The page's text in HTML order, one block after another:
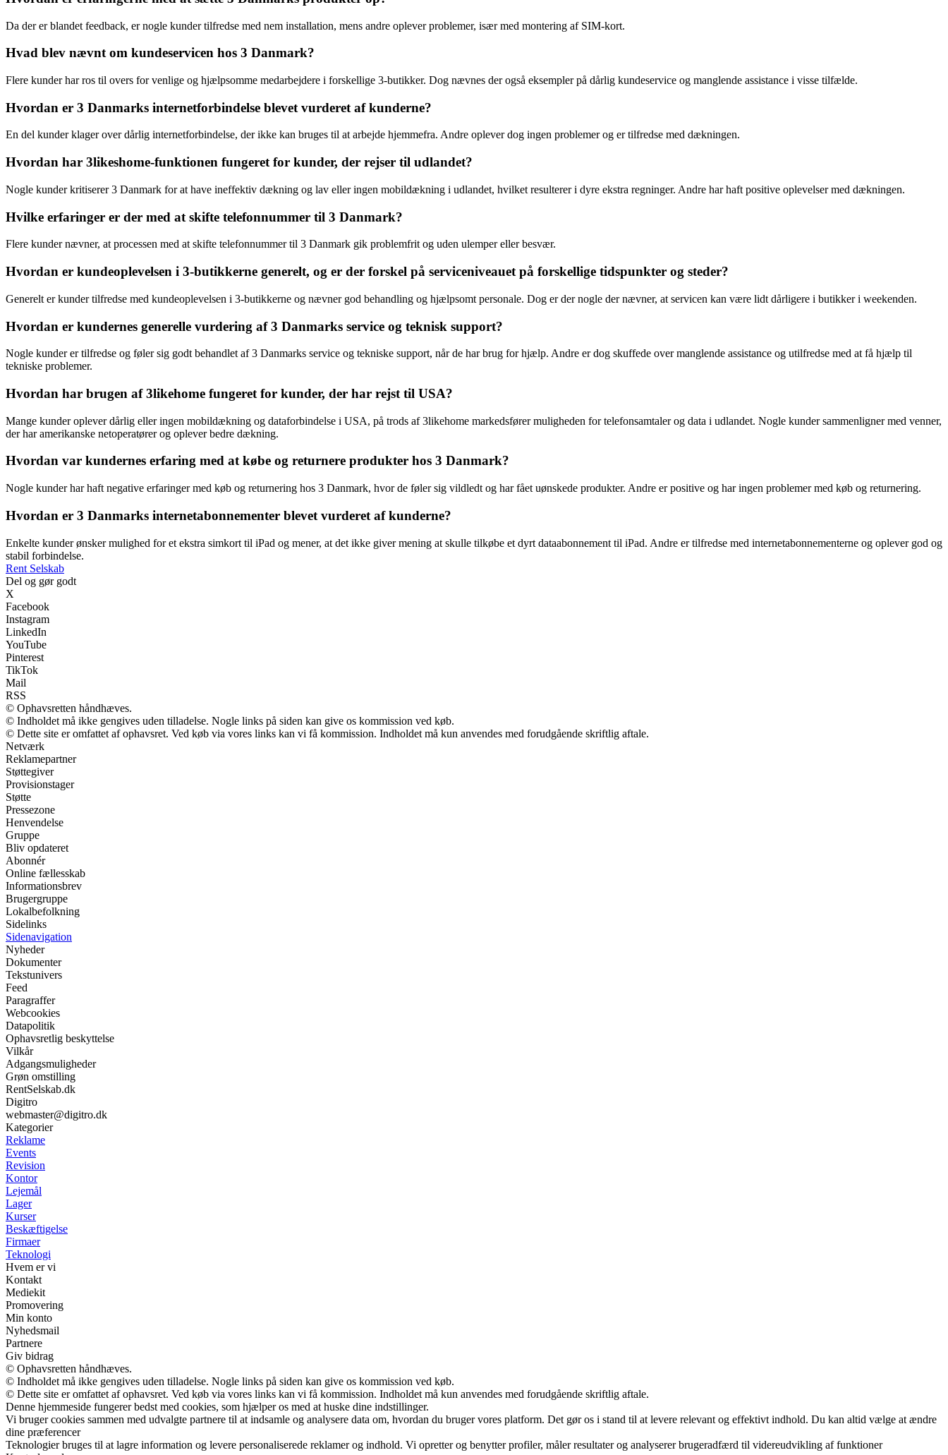
Da der er blandet feedback, er nogle kunder tilfredse med nem installation, mens andre oplever problemer, især med montering af SIM-kort.
Hvad blev nævnt om kundeservicen hos 3 Danmark?
Flere kunder har ros til overs for venlige og hjælpsomme medarbejdere i forskellige 3-butikker. Dog nævnes der også eksempler på dårlig kundeservice og manglende assistance i visse tilfælde.
Hvordan er 3 Danmarks internetforbindelse blevet vurderet af kunderne?
En del kunder klager over dårlig internetforbindelse, der ikke kan bruges til at arbejde hjemmefra. Andre oplever dog ingen problemer og er tilfredse med dækningen.
Hvordan har 3likeshome-funktionen fungeret for kunder, der rejser til udlandet?
Nogle kunder kritiserer 3 Danmark for at have ineffektiv dækning og lav eller ingen mobildækning i udlandet, hvilket resulterer i dyre ekstra regninger. Andre har haft positive oplevelser med dækningen.
Hvilke erfaringer er der med at skifte telefonnummer til 3 Danmark?
Flere kunder nævner, at processen med at skifte telefonnummer til 3 Danmark gik problemfrit og uden ulemper eller besvær.
Hvordan er kundeoplevelsen i 3-butikkerne generelt, og er der forskel på serviceniveauet på forskellige tidspunkter og steder?
Generelt er kunder tilfredse med kundeoplevelsen i 3-butikkerne og nævner god behandling og hjælpsomt personale. Dog er der nogle der nævner, at servicen kan være lidt dårligere i butikker i weekenden.
Hvordan er kundernes generelle vurdering af 3 Danmarks service og teknisk support?
Nogle kunder er tilfredse og føler sig godt behandlet af 3 Danmarks service og tekniske support, når de har brug for hjælp. Andre er dog skuffede over manglende assistance og utilfredse med at få hjælp til
tekniske problemer.
Hvordan har brugen af 3likehome fungeret for kunder, der har rejst til USA?
Mange kunder oplever dårlig eller ingen mobildækning og dataforbindelse i USA, på trods af 3likehome markedsfører muligheden for telefonsamtaler og data i udlandet. Nogle kunder sammenligner med venner,
der har amerikanske netoperatører og oplever bedre dækning.
Hvordan var kundernes erfaring med at købe og returnere produkter hos 3 Danmark?
Nogle kunder har haft negative erfaringer med køb og returnering hos 3 Danmark, hvor de føler sig vildledt og har fået uønskede produkter. Andre er positive og har ingen problemer med køb og returnering.
Hvordan er 3 Danmarks internetabonnementer blevet vurderet af kunderne?
Enkelte kunder ønsker mulighed for et ekstra simkort til iPad og mener, at det ikke giver mening at skulle tilkøbe et dyrt dataabonnement til iPad. Andre er tilfredse med internetabonnementerne og oplever god og
stabil forbindelse.
Rent Selskab
Del og gør godt
X
Facebook
Instagram
LinkedIn
YouTube
Pinterest
TikTok
Mail
RSS
© Ophavsretten håndhæves.
© Indholdet må ikke gengives uden tilladelse. Nogle links på siden kan give os kommission ved køb.
© Dette site er omfattet af ophavsret. Ved køb via vores links kan vi få kommission. Indholdet må kun anvendes med forudgående skriftlig aftale.
Netværk
Reklamepartner
Støttegiver
Provisionstager
Støtte
Pressezone
Henvendelse
Gruppe
Bliv opdateret
Abonnér
Online fællesskab
Informationsbrev
Brugergruppe
Lokalbefolkning
Sidelinks
Sidenavigation
Nyheder
Dokumenter
Tekstunivers
Feed
Paragraffer
Webcookies
Datapolitik
Ophavsretlig beskyttelse
Vilkår
Adgangsmuligheder
Grøn omstilling
RentSelskab.dk
Digitro
webmaster@digitro.dk
Kategorier
Reklame
Events
Revision
Kontor
Lejemål
Lager
Kurser
Beskæftigelse
Firmaer
Teknologi
Hvem er vi
Kontakt
Mediekit
Promovering
Min konto
Nyhedsmail
Partnere
Giv bidrag
© Ophavsretten håndhæves.
© Indholdet må ikke gengives uden tilladelse. Nogle links på siden kan give os kommission ved køb.
© Dette site er omfattet af ophavsret. Ved køb via vores links kan vi få kommission. Indholdet må kun anvendes med forudgående skriftlig aftale.
Denne hjemmeside fungerer bedst med cookies, som hjælper os med at huske dine indstillinger.
Vi bruger cookies sammen med udvalgte partnere til at indsamle og analysere data om, hvordan du bruger vores platform. Det gør os i stand til at levere relevant og effektivt indhold. Du kan altid vælge at ændre
dine præferencer
Teknologier bruges til at lagre information og levere personaliserede reklamer og indhold. Vi opretter og benytter profiler, måler resultater og analyserer brugeradfærd til videreudvikling af funktioner